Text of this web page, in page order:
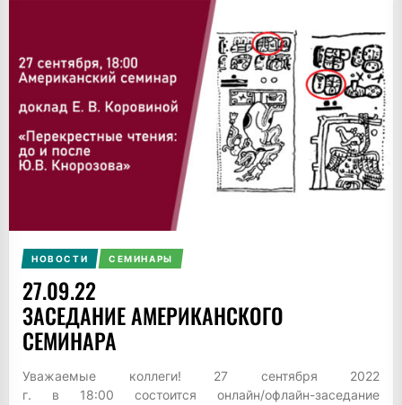
НОВОСТИ СЕМИНАРЫ
27.09.22
ЗАСЕДАНИЕ АМЕРИКАНСКОГО
СЕМИНАРА
Уважаемые коллеги! 27 сентября 2022
г. в 18:00 состоится онлайн/офлайн-заседание